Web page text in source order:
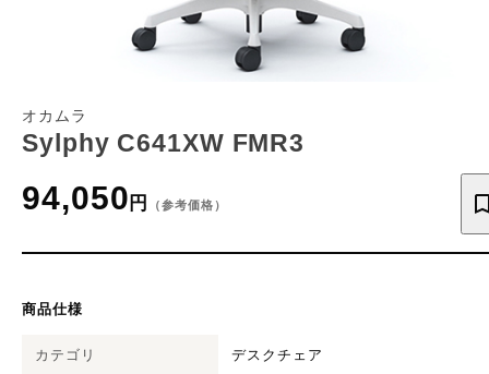
オカムラ
Sylphy C641XW FMR3
94,050 円 （参考価格）
商品仕様
カテゴリ デスクチェア